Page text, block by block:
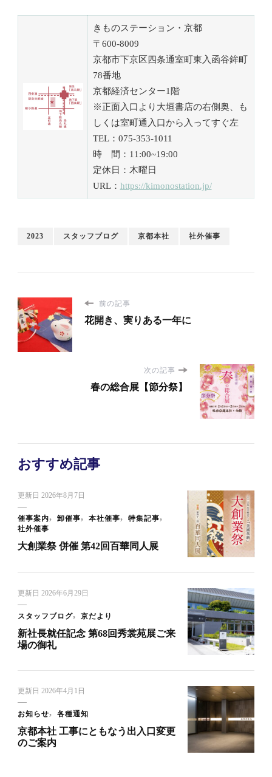
きものステーション・京都
〒600-8009
京都市下京区四条通室町東入函谷鉾町
78番地
京都経済センター1階
※正面入口より大垣書店の右側奥、も
しくは室町通入口から入ってすぐ左
TEL：075-353-1011
時 間：11:00~19:00
定休日：木曜日
URL： https://kimonostation.jp/
2023 スタッフブログ 京都本社 社外催事
前の記事
花開き、実りある一年に
次の記事
春の総合展【節分祭】
おすすめ記事
更新日 2026年8月7日
催事案内 卸催事 本社催事
特集記事
社外催事
大創業祭 併催 第42回百華同人展
更新日 2026年6月29日
スタッフブログ 京だより
新社長就任記念 第68回秀裳苑展ご来
場の御礼
更新日 2026年4月1日
お知らせ 各種通知
京都本社 工事にともなう出入口変更
のご案内